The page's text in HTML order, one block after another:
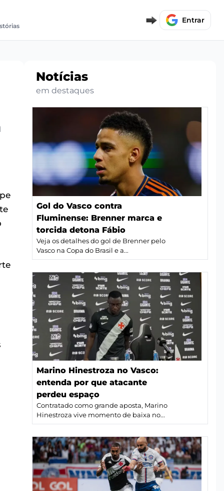
Entrar
Notícias
em destaques
Gol do Vasco contra
Fluminense: Brenner marca e
torcida detona Fábio
Veja os detalhes do gol de Brenner pelo
Vasco na Copa do Brasil e a...
Marino Hinestroza no Vasco:
entenda por que atacante
perdeu espaço
Contratado como grande aposta, Marino
Hinestroza vive momento de baixa no...